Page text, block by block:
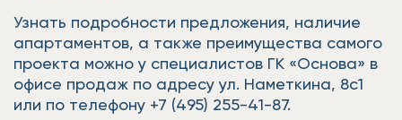
Узнать подробности предложения, наличие
апартаментов, а также преимущества самого
проекта можно у специалистов ГК «Основа» в
офисе продаж по адресу ул. Наметкина, 8с1
или по телефону +7 (495) 255-41-87.